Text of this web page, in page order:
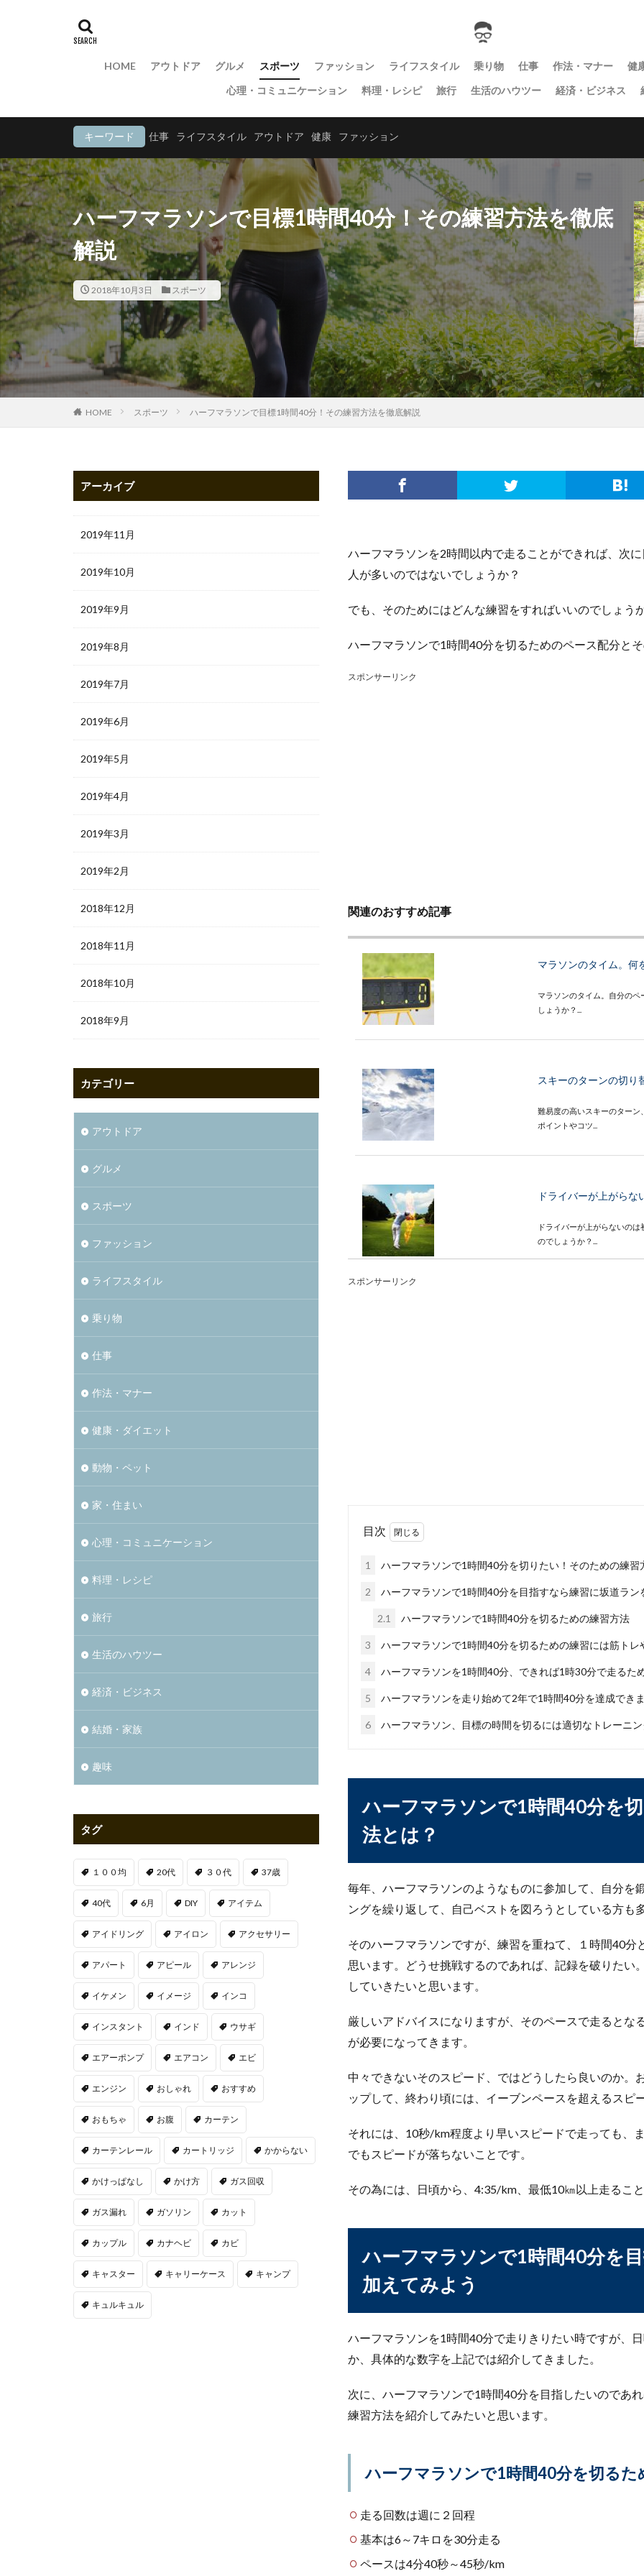
HOME アウトドア グルメ スポーツ ファッション ライフスタイル 乗り物 仕事 作法・マナー 健
心理・コミュニケーション
料理・レシピ 旅行 生活のハウツー 経済・ビジネス
キーワード 仕事 ライフスタイル アウトドア 健康 ファッション
ハーフマラソンで目標1時間40分！その練習方法を徹底
解説
2018年10月3日 スポーツ
HOME スポーツ ハーフマラソンで目標1時間40分！その練習方法を徹底解説
ハーフマラソンを2時間以内で走ることができれば、次
人が多いのではないでしょうか？
でも、そのためにはどんな練習をすればいいのでしょう
ハーフマラソンで1時間40分を切るためのペース配分と
スポンサーリンク
関連のおすすめ記事
マラソンのタイム。何
マラソンのタイム。自分の
しょうか？...
スキーのターンの切り
難易度の高いスキーのター
ポイントやコツ...
ドライバーが上がら
ドライバーが上がらないの
のでしょうか？...
シュート【サッカー
シュートはサッカーの練習
いという人は、...
バスケがうまくなりた
バスケをはじめたばかりの子
ボクシングを引退する
国民的人気を誇る日本のボク
が、気になる...
しれません...
バットの重さはどのく
プロ野...
のコツ...
卓球の練習は一人でもできま
投手のボールコントロールが
スポンサーリンク
目次
1 ハーフマラソンで1時間40分を切りたい！そのための練習
2 ハーフマラソンで1時間40分を目指すなら練習に坂道ラン
2.1 ハーフマラソンで1時間40分を切るための練習方法
3 ハーフマラソンで1時間40分を切るための練習には筋トレ
4 ハーフマラソンを1時間40分、できれば1時30分で走るた
5 ハーフマラソンを走り始めて2年で1時間40分を達成できま
6 ハーフマラソン、目標の時間を切るには適切なトレーニ
ハーフマラソンで1時間40分を
法とは？
毎年、ハーフマラソンのようなものに参加して、自分を
ングを繰り返して、自己ベストを図ろうとしている方も
そのハーフマラソンですが、練習を重ねて、１時間40
思います。どうせ挑戦するのであれば、記録を破りたい
していきたいと思います。
厳しいアドバイスになりますが、そのペースで走るとな
が必要になってきます。
中々できないそのスピード、ではどうしたら良いのか。
ップして、終わり頃には、イーブンペースを超えるスピ
それには、10秒/km程度より早いスピードで走っても、
でもスピードが落ちないことです。
その為には、日頃から、4:35/km、最低10㎞以上走ること
ハーフマラソンで1時間40分を
加えてみよう
ハーフマラソンを1時間40分で走りきりたい時ですが、
か、具体的な数字を上記では紹介してきました。
次に、ハーフマラソンで1時間40分を目指したいのであ
練習方法を紹介してみたいと思います。
ハーフマラソンで1時間40分を切るた
走る回数は週に２回程
基本は6～7キロを30分走る
ペースは4分40秒～45秒/km
アーカイブ
2019年11月
2019年10月
2019年9月
2019年8月
2019年7月
2019年6月
2019年5月
2019年4月
2019年3月
2019年2月
2018年12月
2018年11月
2018年10月
2018年9月
カテゴリー
アウトドア
グルメ
スポーツ
ファッション
ライフスタイル
乗り物
仕事
作法・マナー
健康・ダイエット
動物・ペット
家・住まい
心理・コミュニケーション
料理・レシピ
旅行
生活のハウツー
経済・ビジネス
結婚・家族
趣味
タグ
１００均 20代 ３０代 37歳
40代 6月 DIY アイテム
アイドリング アイロン アクセサリー
アパート アピール アレンジ
イケメン イメージ インコ
インスタント インド ウサギ
エアーポンプ エアコン エビ
エンジン おしゃれ おすすめ
おもちゃ お腹 カーテン
カーテンレール カートリッジ かからない
かけっぱなし かけ方 ガス回収
ガス漏れ ガソリン カット
カップル カナヘビ カビ
キャスター キャリーケース キャンプ
キュルキュル